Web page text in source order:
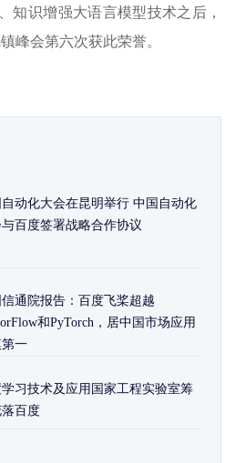
知识增强大语言模型技术之后，
峰会第六次获此荣誉。
动化大会在昆明举行 中国自动化
百度签署战略合作协议
通院报告：百度飞桨超越
和PyTorch，居中国市场应用
一
习技术及应用国家工程实验室筹
百度